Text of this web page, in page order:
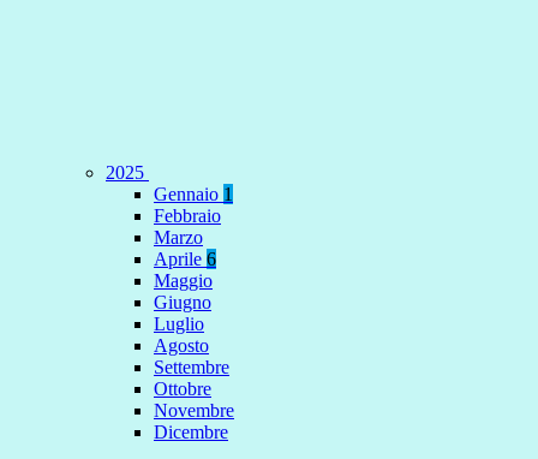
2025
Gennaio 1
Febbraio
Marzo
Aprile 6
Maggio
Giugno
Luglio
Agosto
Settembre
Ottobre
Novembre
Dicembre